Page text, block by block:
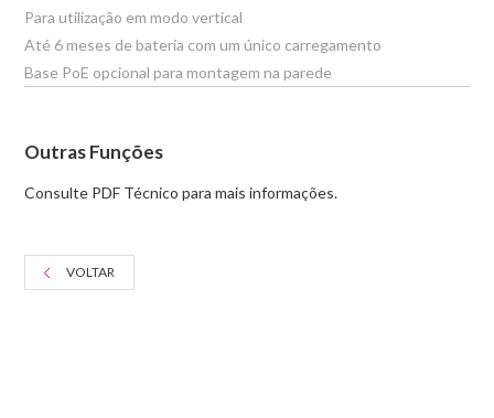
Para utilização em modo vertical
Até 6 meses de bateria com um único carregamento
Base PoE opcional para montagem na parede
Outras Funções
Consulte PDF Técnico para mais informações.
VOLTAR